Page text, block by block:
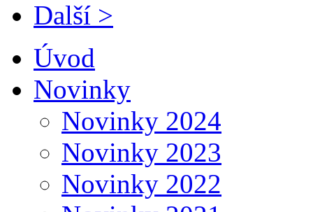
Další >
Úvod
Novinky
Novinky 2024
Novinky 2023
Novinky 2022